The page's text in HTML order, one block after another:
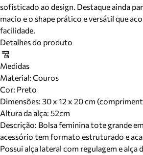
sofisticado ao design. Destaque ainda
macio e o shape prático e versátil que
facilidade.
Detalhes do produto
Medidas
Material: Couros
Cor: Preto
Dimensões: 30 x 12 x 20 cm
Altura da alça: 52cm
Descrição: Bolsa feminina tote grande
acessório tem formato estruturado e
Possui alça lateral com regulagem e alça